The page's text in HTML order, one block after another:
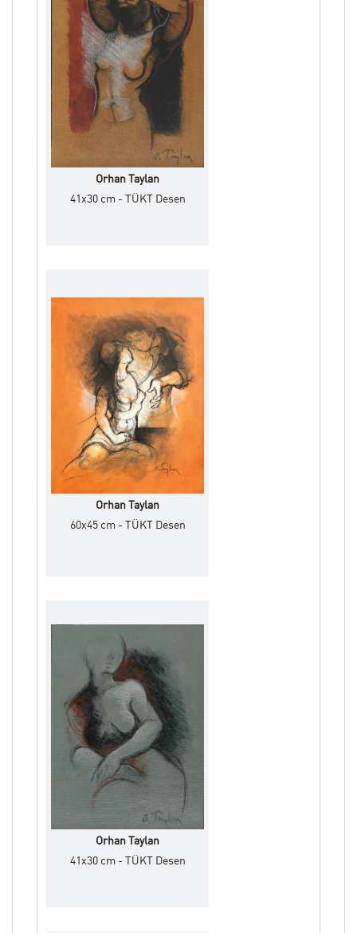
Orhan Taylan
41x30 cm - TÜKT Desen
Orhan Taylan
60x45 cm - TÜKT Desen
Orhan Taylan
41x30 cm - TÜKT Desen